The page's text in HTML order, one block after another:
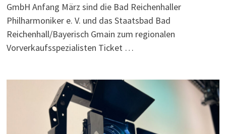
GmbH Anfang März sind die Bad Reichenhaller
Philharmoniker e. V. und das Staatsbad Bad
Reichenhall/Bayerisch Gmain zum regionalen
Vorverkaufsspezialisten Ticket …